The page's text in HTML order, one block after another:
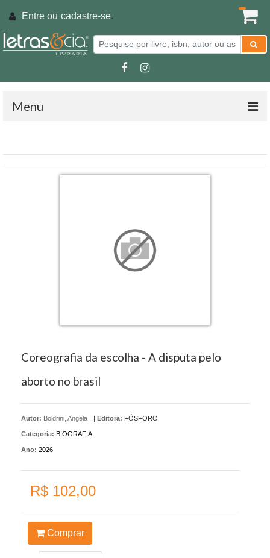
Entre ou cadastre-se.
Menu
Coreografia da escolha - A disputa pelo
aborto no brasil
Autor: Boldrini, Angela | Editora: FÓSFORO
Categoria: BIOGRAFIA
Ano: 2026
R$ 102,00
Comprar